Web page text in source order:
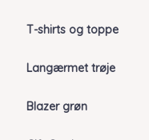
T-shirts og toppe
Langærmet trøje
Blazer grøn